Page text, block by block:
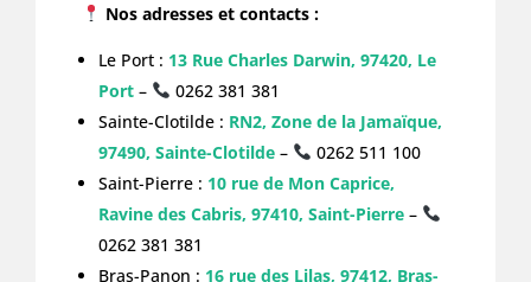
Nos adresses et contacts :
Le Port : 13 Rue Charles Darwin, 97420, Le
Port–
0262 381 381
Sainte-Clotilde : RN2, Zone de la Jamaïque,
97490, Sainte-Clotilde–
0262 511 100
Saint-Pierre : 10 rue de Mon Caprice,
Ravine des Cabris, 97410, Saint-Pierre–
0262 381 381
Bras-Panon : 16 rue des Lilas, 97412, Bras-